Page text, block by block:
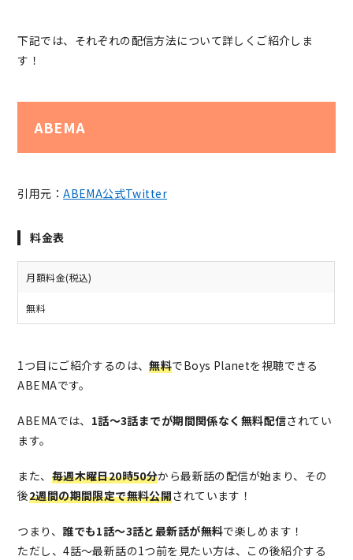
下記では、それぞれの配信方法について詳しくご紹介しま
す！
ABEMA
引用元：ABEMA公式Twitter
料金表
月額料金(税込)
無料
1つ目にご紹介するのは、無料でBoys Planetを視聴できる
ABEMAです。
ABEMAでは、 1話〜3話までが期間関係なく無料配信されてい
ます。
また、 毎週木曜日20時50分から最新話の配信が始まり、その
後2週間の期間限定で無料公開されています！
つまり、誰でも1話〜3話と最新話が無料で楽しめます！
ただし、4話〜最新話の1つ前を見たい方は、この後紹介する